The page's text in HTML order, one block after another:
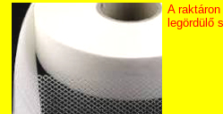
A
legördülő